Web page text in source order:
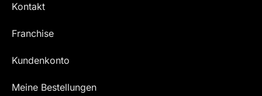
Kontakt
Franchise
Kundenkonto
Meine Bestellungen